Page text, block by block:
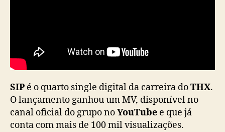
f
r
m
a
ç
SIP é o quarto single digital da carreira doTHX.
O lançamento ganhou um MV, disponível no
canal oficial do grupo noYouTube e que já
conta com mais de 100 mil visualizações.